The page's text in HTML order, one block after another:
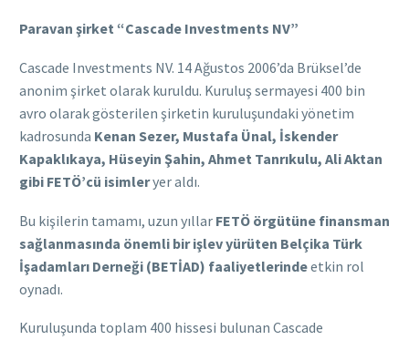
Paravan şirket “Cascade Investments NV”
Cascade Investments NV. 14 Ağustos 2006’da Brüksel’de
anonim şirket olarak kuruldu. Kuruluş sermayesi 400 bin
avro olarak gösterilen şirketin kuruluşundaki yönetim
kadrosunda Kenan Sezer, Mustafa Ünal, İskender
Kapaklıkaya, Hüseyin Şahin, Ahmet Tanrıkulu, Ali Aktan
gibi FETÖ’cü isimleryer aldı.
Bu kişilerin tamamı, uzun yıllar FETÖ örgütüne finansman
sağlanmasında önemli bir işlev yürüten Belçika Türk
İşadamları Derneği (BETİAD) faaliyetlerindeetkin rol
oynadı.
Kuruluşunda toplam 400 hissesi bulunan Cascade